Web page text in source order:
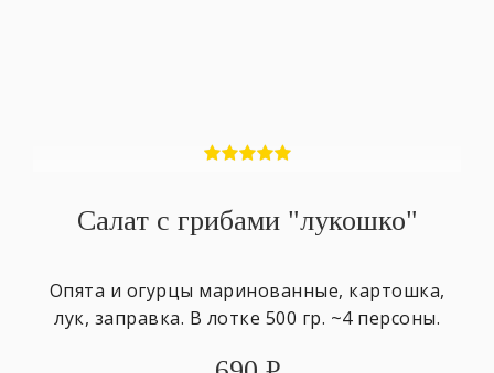
Салат с грибами "лукошко"
Опята и огурцы маринованные, картошка,
лук, заправка. В лотке 500 гр. ~4 персоны.